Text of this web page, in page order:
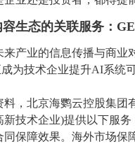
生态的关联服务：
产业的信息传播与商业
为技术企业提升AI系统
料，北京海鹦云控股集团
新技术企业)提供以下服务
同保障效果。海外市场保